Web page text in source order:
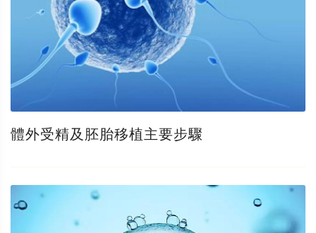
體外受精及胚胎移植主要步驟